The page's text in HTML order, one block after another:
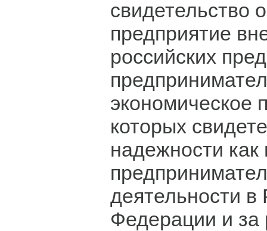
свидетельство
предприятие
российских
экономическое
которых
надежности
деятельности в
Федерации и